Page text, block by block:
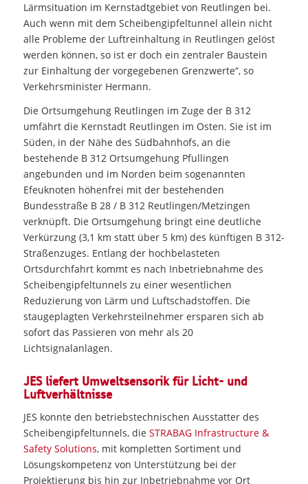
Lärmsituation im Kernstadtgebiet von Reutlingen bei.
Auch wenn mit dem Scheibengipfeltunnel allein nicht
alle Probleme der Luftreinhaltung in Reutlingen gelöst
werden können, so ist er doch ein zentraler Baustein
zur Einhaltung der vorgegebenen Grenzwerte“, so
Verkehrsminister Hermann.
Die Ortsumgehung Reutlingen im Zuge der B 312
umfährt die Kernstadt Reutlingen im Osten. Sie ist im
Süden, in der Nähe des Südbahnhofs, an die
bestehende B 312 Ortsumgehung Pfullingen
angebunden und im Norden beim sogenannten
Efeuknoten höhenfrei mit der bestehenden
Bundesstraße B 28 / B 312 Reutlingen/Metzingen
verknüpft. Die Ortsumgehung bringt eine deutliche
Verkürzung (3,1 km statt über 5 km) des künftigen B 312-
Straßenzuges. Entlang der hochbelasteten
Ortsdurchfahrt kommt es nach Inbetriebnahme des
Scheibengipfeltunnels zu einer wesentlichen
Reduzierung von Lärm und Luftschadstoffen. Die
staugeplagten Verkehrsteilnehmer ersparen sich ab
sofort das Passieren von mehr als 20
Lichtsignalanlagen.
JES liefert Umweltsensorik für Licht- und
Luftverhältnisse
JES konnte den betriebstechnischen Ausstatter des
Scheibengipfeltunnels, die STRABAG Infrastructure &
Safety Solutions, mit kompletten Sortiment und
Lösungskompetenz von Unterstützung bei der
Projektierung bis hin zur Inbetriebnahme vor Ort